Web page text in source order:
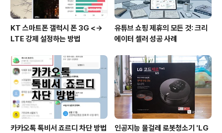
KT 스마트폰 갤럭시 폰 3G <->
LTE 강제 설정하는 방법
유튜브 쇼핑 제휴의 모든 것: 크리
에이터 셀러 성공 사례
카카오톡 톡비서 죠르디 차단 방법 인공지능 물걸레 로봇청소기 'LG